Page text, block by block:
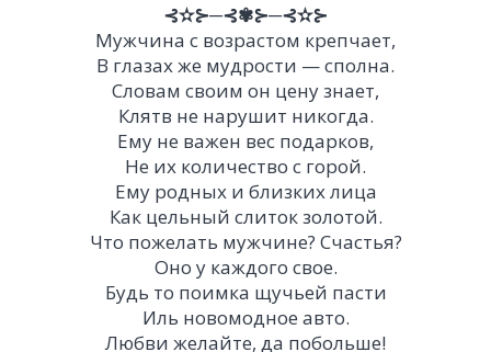
⊰✫⊱─⊰✾⊱─⊰✫⊱
Мужчина с возрастом крепчает,
В глазах же мудрости — сполна.
Словам своим он цену знает,
Клятв не нарушит никогда.
Ему не важен вес подарков,
Не их количество с горой.
Ему родных и близких лица
Как цельный слиток золотой.
Что пожелать мужчине? Счастья?
Оно у каждого свое.
Будь то поимка щучьей пасти
Иль новомодное авто.
Любви желайте, да побольше!